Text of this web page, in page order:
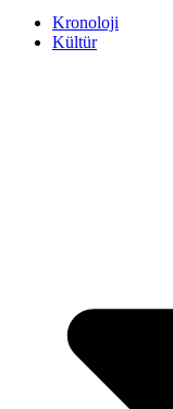
Kronoloji
Kültür